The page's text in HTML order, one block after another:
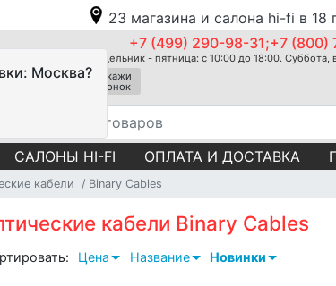
23 магазина и салона hi-fi в 18
Москва?
+7 (499) 290-98-31;+7 (800)
Понедельник - пятница: с 10:00 до 18:00.
Закажи
звонок
САЛОНЫ HI-FI ОПЛАТА И ДОСТАВКА
кабели Binary Cables
кабели Binary Cables
Цена Название Новинки